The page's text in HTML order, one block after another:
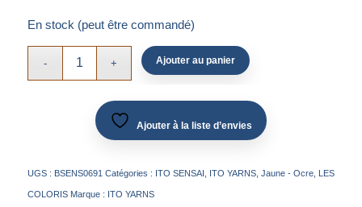
En stock (peut être commandé)
Ajouter au panier
Ajouter à la liste d’envies
UGS : BSENS0691 Catégories : ITO SENSAI ITO YARNS, Jaune - Ocre, LES
COLORIS Marque : ITO YARNS